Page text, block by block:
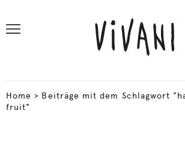
Home > Beiträge mit dem Schlagwort
fruit"